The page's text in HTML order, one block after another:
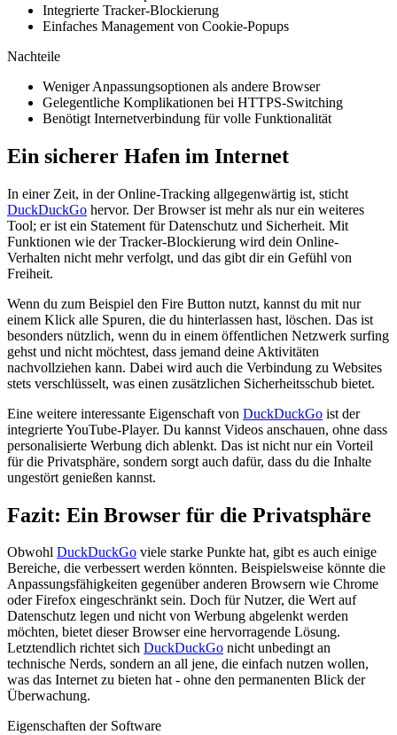
Integrierte Tracker-Blockierung
Einfaches Management von Cookie-Popups
Nachteile
Weniger Anpassungsoptionen als andere Browser
Gelegentliche Komplikationen bei HTTPS-Switching
Benötigt Internetverbindung für volle Funktionalität
Ein sicherer Hafen im Internet
In einer Zeit, in der Online-Tracking allgegenwärtig ist, sticht
DuckDuckGo hervor. Der Browser ist mehr als nur ein weiteres
Tool; er ist ein Statement für Datenschutz und Sicherheit. Mit
Funktionen wie der Tracker-Blockierung wird dein Online-
Verhalten nicht mehr verfolgt, und das gibt dir ein Gefühl von
Freiheit.
Wenn du zum Beispiel den Fire Button nutzt, kannst du mit nur
einem Klick alle Spuren, die du hinterlassen hast, löschen. Das ist
besonders nützlich, wenn du in einem öffentlichen Netzwerk surfing
gehst und nicht möchtest, dass jemand deine Aktivitäten
nachvollziehen kann. Dabei wird auch die Verbindung zu Websites
stets verschlüsselt, was einen zusätzlichen Sicherheitsschub bietet.
Eine weitere interessante Eigenschaft von DuckDuckGo ist der
integrierte YouTube-Player. Du kannst Videos anschauen, ohne dass
personalisierte Werbung dich ablenkt. Das ist nicht nur ein Vorteil
für die Privatsphäre, sondern sorgt auch dafür, dass du die Inhalte
ungestört genießen kannst.
Fazit: Ein Browser für die Privatsphäre
Obwohl DuckDuckGo viele starke Punkte hat, gibt es auch einige
Bereiche, die verbessert werden könnten. Beispielsweise könnte die
Anpassungsfähigkeiten gegenüber anderen Browsern wie Chrome
oder Firefox eingeschränkt sein. Doch für Nutzer, die Wert auf
Datenschutz legen und nicht von Werbung abgelenkt werden
möchten, bietet dieser Browser eine hervorragende Lösung.
Letztendlich richtet sich DuckDuckGo nicht unbedingt an
technische Nerds, sondern an all jene, die einfach nutzen wollen,
was das Internet zu bieten hat - ohne den permanenten Blick der
Überwachung.
Eigenschaften der Software